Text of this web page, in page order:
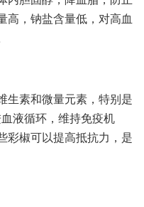
高，钠盐含量低，对高血
生素和微量元素，特别是
液循环，维持免疫机
彩椒可以提高抵抗力，是